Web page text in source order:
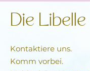
Die Libelle
Kontaktiere uns.
Komm vorbei.